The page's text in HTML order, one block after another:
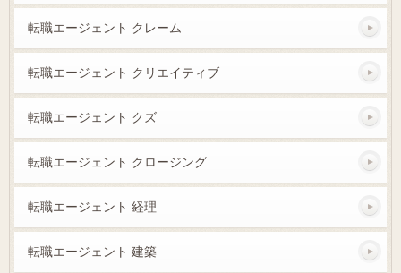
転職エージェント クレーム
転職エージェント クリエイティブ
転職エージェント クズ
転職エージェント クロージング
転職エージェント 経理
転職エージェント 建築